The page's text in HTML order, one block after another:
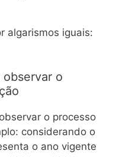
algarismos iguais:
o
o processo
considerando o
o ano vigente